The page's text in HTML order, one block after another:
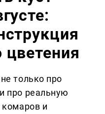
только про
про реальную
комаров и